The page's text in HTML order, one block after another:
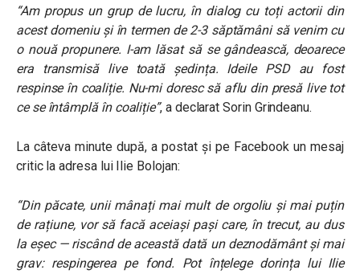
“Am propus un grup de lucru, în dialog cu toți actorii din
acest domeniu și în termen de 2-3 săptămâni să venim cu
o nouă propunere. I-am lăsat să se gândească, deoarece
era transmisă live toată ședința. Ideile PSD au fost
respinse în coaliție. Nu-mi doresc să aflu din presă live tot
ce se întâmplă în coaliție”, a declarat Sorin Grindeanu.
La câteva minute după, a postat și pe Facebook un mesaj
critic la adresa lui Ilie Bolojan:
“Din păcate, unii mânați mai mult de orgoliu și mai puțin
de rațiune, vor să facă aceiași pași care, în trecut, au dus
la eșec — riscând de această dată un deznodământ și mai
grav: respingerea pe fond. Pot înțelege dorința lui Ilie